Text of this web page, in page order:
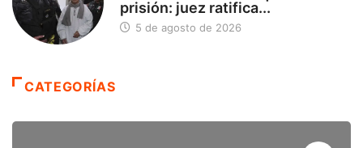
prisión: juez ratifica...
5 de agosto de 2026
CATEGORÍAS